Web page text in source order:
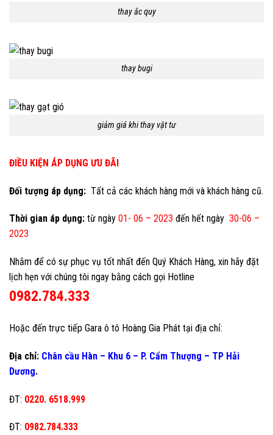
thay ắc quy
thay bugi
giảm giá khi thay vật tư
ĐIỀU KIỆN ÁP DỤNG ƯU ĐÃI
Đối tượng áp dụng: Tất cả các khách hàng mới và khách hàng cũ.
Thời gian áp dụng: từ ngày 01- 06 – 2023 đến hết ngày 30-06 –
2023
Nhằm để có sự phục vụ tốt nhất đến Quý Khách Hàng, xin hãy đặt
lịch hẹn với chúng tôi ngay bằng cách gọi Hotline
0982.784.333
Hoặc đến trực tiếp Gara ô tô Hoàng Gia Phát tại địa chỉ:
Địa chỉ: Chân cầu Hàn – Khu 6 – P. Cẩm Thượng – TP Hải
Dương.
ĐT: 0220. 6518.999
ĐT: 0982.784.333